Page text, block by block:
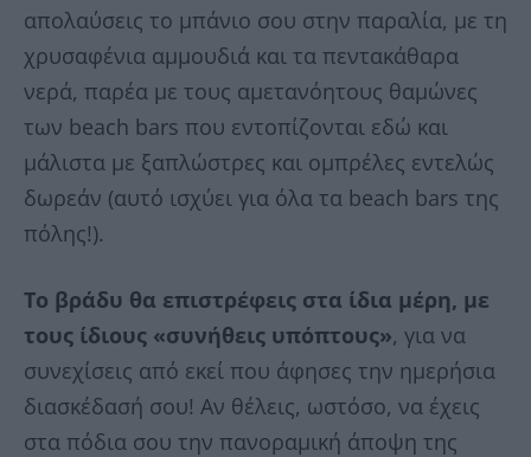
απολαύσεις το μπάνιο σου στην παραλία, με τη
χρυσαφένια αμμουδιά και τα πεντακάθαρα
νερά, παρέα με τους αμετανόητους θαμώνες
των beach bars που εντοπίζονται εδώ και
μάλιστα με ξαπλώστρες και ομπρέλες εντελώς
δωρεάν (αυτό ισχύει για όλα τα beach bars της
πόλης!).
Το βράδυ θα επιστρέφεις στα ίδια μέρη, με
τους ίδιους «συνήθεις υπόπτους», για να
συνεχίσεις από εκεί που άφησες την ημερήσια
διασκέδασή σου! Αν θέλεις, ωστόσο, να έχεις
στα πόδια σου την πανοραμική άποψη της